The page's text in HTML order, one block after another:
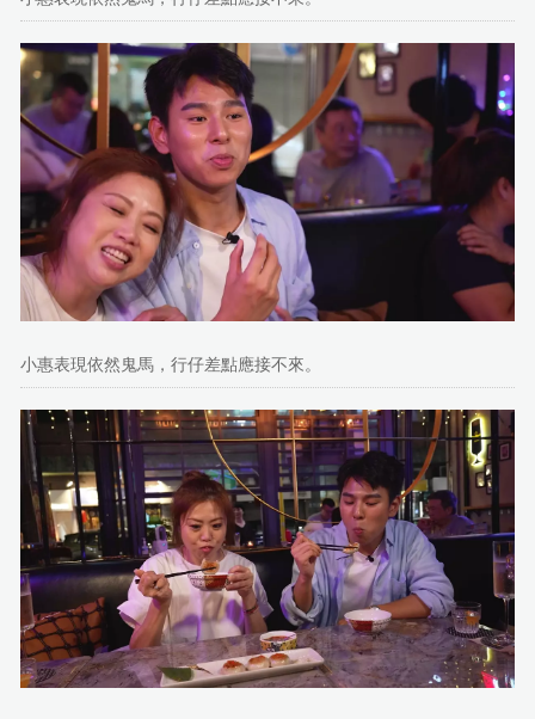
小惠表現依然鬼馬，行仔差點應接不來。